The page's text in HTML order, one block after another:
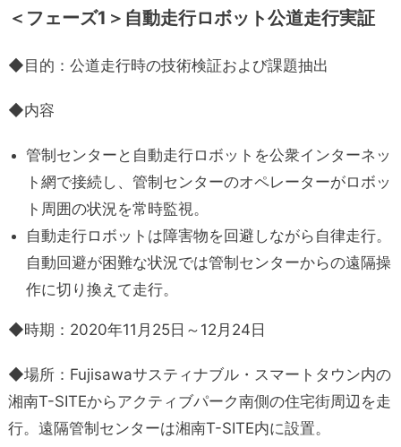
＜フェーズ1＞自動走行ロボット公道走行実証
◆目的：公道走行時の技術検証および課題抽出
◆内容
管制センターと自動走行ロボットを公衆インターネッ
ト網で接続し、管制センターのオペレーターがロボッ
ト周囲の状況を常時監視。
自動走行ロボットは障害物を回避しながら自律走行。
自動回避が困難な状況では管制センターからの遠隔操
作に切り換えて走行。
◆時期：2020年11月25日～12月24日
◆場所：Fujisawaサスティナブル・スマートタウン内の
湘南T-SITEからアクティブパーク南側の住宅街周辺を走
行。遠隔管制センターは湘南T-SITE内に設置。